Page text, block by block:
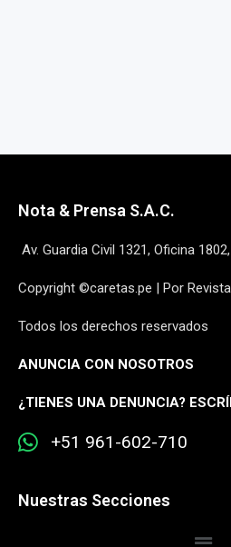
Nota & Prensa S.A.C.
Av. Guardia Civil 1321, Oficina
Copyright ©caretas.pe | Por
Todos los derechos reservados
ANUNCIA CON NOSOTROS
¿TIENES UNA DENUNCIA?
+51 961-602-710
Nuestras Secciones